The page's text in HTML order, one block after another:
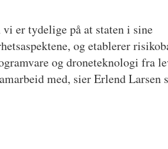
er tydelige på at staten i sine
og etablerer
og droneteknologi fra
med, sier Erlend Larsen